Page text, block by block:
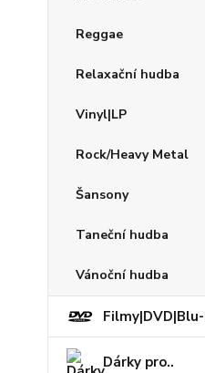
Reggae
Relaxační hudba
Vinyl|LP
Rock/Heavy Metal
Šansony
Taneční hudba
Vánoční hudba
Dárky pro..